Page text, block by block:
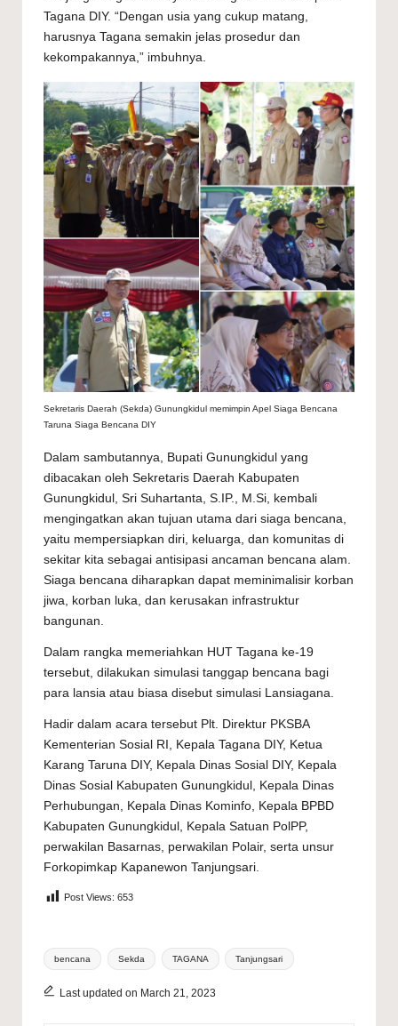
Tagana DIY. “Dengan usia yang cukup matang,
harusnya Tagana semakin jelas prosedur dan
kekompakannya,” imbuhnya.
Sekretaris Daerah (Sekda) Gunungkidul memimpin Apel Siaga Bencana
Taruna Siaga Bencana DIY
Dalam sambutannya, Bupati Gunungkidul yang
dibacakan oleh Sekretaris Daerah Kabupaten
Gunungkidul, Sri Suhartanta, S.IP., M.Si, kembali
mengingatkan akan tujuan utama dari siaga bencana,
yaitu mempersiapkan diri, keluarga, dan komunitas di
sekitar kita sebagai antisipasi ancaman bencana alam.
Siaga bencana diharapkan dapat meminimalisir korban
jiwa, korban luka, dan kerusakan infrastruktur
bangunan.
Dalam rangka memeriahkan HUT Tagana ke-19
tersebut, dilakukan simulasi tanggap bencana bagi
para lansia atau biasa disebut simulasi Lansiagana.
Hadir dalam acara tersebut Plt. Direktur PKSBA
Kementerian Sosial RI, Kepala Tagana DIY, Ketua
Karang Taruna DIY, Kepala Dinas Sosial DIY, Kepala
Dinas Sosial Kabupaten Gunungkidul, Kepala Dinas
Perhubungan, Kepala Dinas Kominfo, Kepala BPBD
Kabupaten Gunungkidul, Kepala Satuan PolPP,
perwakilan Basarnas, perwakilan Polair, serta unsur
Forkopimkap Kapanewon Tanjungsari.
Post Views: 653
Tags:
bencana Sekda TAGANA Tanjungsari
Last updated on March 21, 2023